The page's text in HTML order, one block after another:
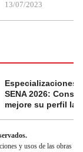
13/07/2023
Especializaciones
SENA 2026:
mejore su perfil
y usos de las obras